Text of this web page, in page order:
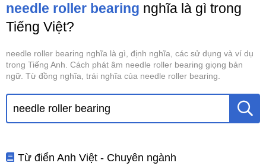
needle roller bearing nghĩa là gì trong
Tiếng Việt?
needle roller bearing nghĩa là gì, định nghĩa, các sử dụng và ví dụ
trong Tiếng Anh. Cách phát âm needle roller bearing giọng bản
ngữ. Từ đồng nghĩa, trái nghĩa của needle roller bearing.
Từ điển Anh Việt - Chuyên ngành